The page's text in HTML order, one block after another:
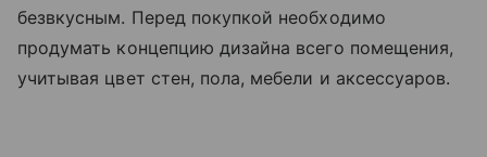
безвкусным. Перед покупкой необходимо
продумать концепцию дизайна всего помещения,
учитывая цвет стен, пола, мебели и аксессуаров.